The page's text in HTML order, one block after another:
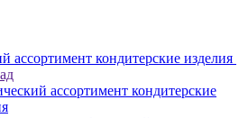
ассортимент кондитерские изделия
ассортимент кондитерские